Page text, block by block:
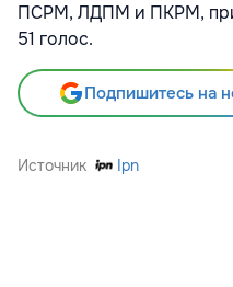
ПСРМ, ЛДПМ и ПКРМ,
51 голос.
Подпишитесь на
Источник Ipn